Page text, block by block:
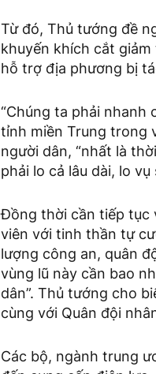
Từ đó, Thủ tướng đề
khuyến khích cắt
hỗ trợ địa phương bị
“Chúng ta phải nhanh
tỉnh miền Trung trong
người dân, “nhất là
phải lo cả lâu dài, lo
Đồng thời cần tiếp tục
viên với tinh thần tự
lượng công an, quân
vùng lũ này cần bao
dân”. Thủ tướng cho
cùng với Quân đội
Các bộ, ngành trung